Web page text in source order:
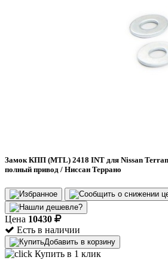
Замок КПП (MTL) 2418 INT для Nissan
полный привод / Ниссан Террано
Цена 10430
Есть в наличии
Добавить в корзину
Купить в 1 клик